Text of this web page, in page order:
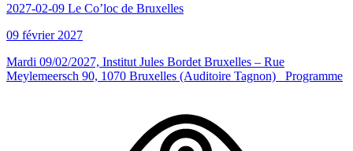
2027-02-09 Le Co’loc de Bruxelles
09 février 2027
Mardi 09/02/2027, Institut Jules Bordet Bruxelles – Rue
Meylemeersch 90, 1070 Bruxelles (Auditoire Tagnon) Programme